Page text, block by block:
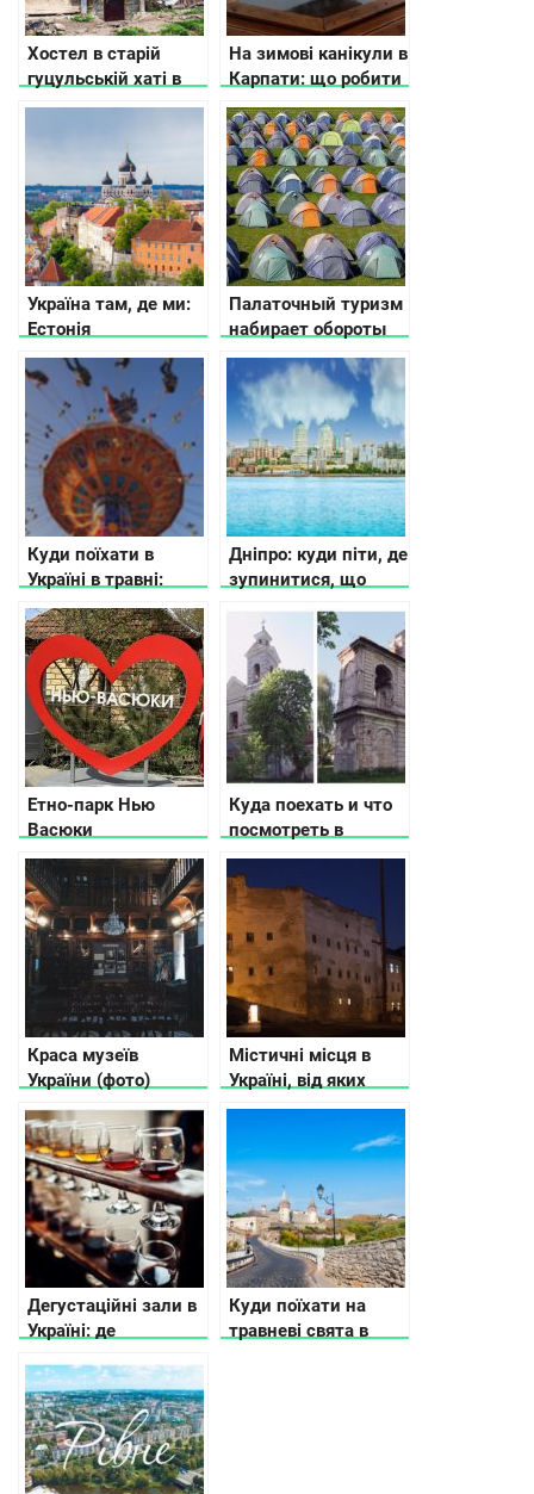
Хостел в старій
гуцульській хаті в
Карпатах
На зимові канікули в
Карпати: що робити
Україна там, де ми:
Естонія
Палаточный туризм
набирает обороты
Куди поїхати в
Україні в травні:
афіша подій
Дніпро: куди піти, де
зупинитися, що
Етно-парк Нью
Васюки
Куда поехать и что
посмотреть в
Волынской области
Краса музеїв
України (фото)
Містичні місця в
Україні, від яких
мурашки по шкірі
Дегустаційні зали в
Україні: де
продукцію
локальних
виробників
Куди поїхати на
травневі свята в